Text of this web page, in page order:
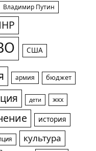
Владимир Путин
США
армия бюджет
дети жкх
история
культура